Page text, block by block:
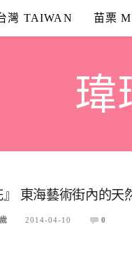
灣 TAIWAN 苗栗
瑋
東海藝術街內的天
2014-04-10 0